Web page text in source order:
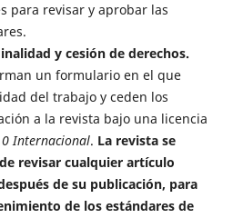
para revisar y aprobar las
y cesión de derechos.
un formulario en el que
del trabajo y ceden los
a la revista bajo una licencia
Internacional. La revista se
revisar cualquier artículo
de su publicación, para
de los estándares de